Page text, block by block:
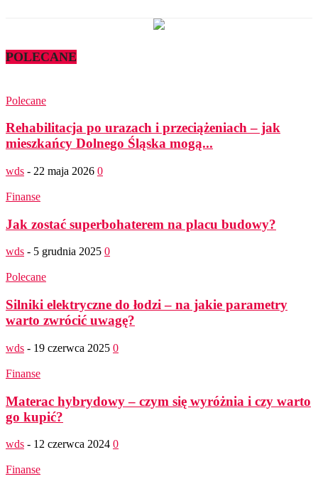
POLECANE
Polecane
Rehabilitacja po urazach i przeciążeniach – jak
mieszkańcy Dolnego Śląska mogą...
wds - 22 maja 2026 0
Finanse
Jak zostać superbohaterem na placu budowy?
wds - 5 grudnia 2025 0
Polecane
Silniki elektryczne do łodzi – na jakie parametry
warto zwrócić uwagę?
wds - 19 czerwca 2025 0
Finanse
Materac hybrydowy – czym się wyróżnia i czy warto
go kupić?
wds - 12 czerwca 2024 0
Finanse